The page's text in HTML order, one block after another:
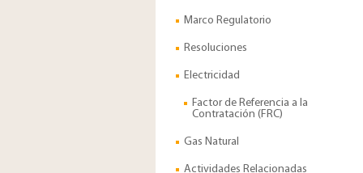
Marco Regulatorio
Resoluciones
Electricidad
Factor de Referencia a la
Contratación (FRC)
Gas Natural
Actividades Relacionadas